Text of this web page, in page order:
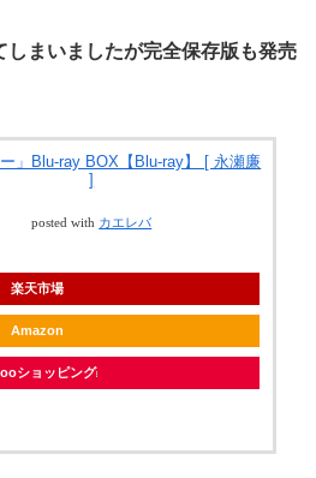
しまいましたが完全保存版も発売
ー」Blu-ray BOX【Blu-ray】 [ 永瀬廉
]
posted with カエレバ
楽天市場
Amazon
ショッピング